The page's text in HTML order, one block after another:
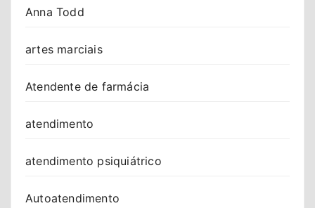
Anna Todd
artes marciais
Atendente de farmácia
atendimento
atendimento psiquiátrico
Autoatendimento